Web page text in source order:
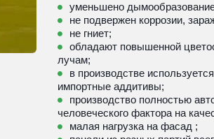
уменьшено
не подвержен коррозии,
не гниет;
обладают повышенной
лучам;
в производстве
импортные аддитивы;
производство полностью
человеческого фактора на
малая нагрузка на фасад ;